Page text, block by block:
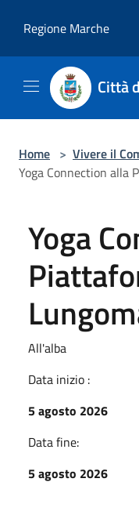
Regione Marche
Città
Home > Vivere il
Yoga Connection alla
Yoga
All'alba
Data inizio :
5 agosto 2026
Data fine:
5 agosto 2026